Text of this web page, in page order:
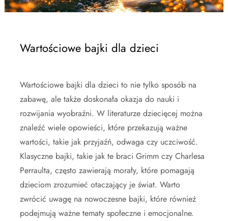
Wartościowe bajki dla dzieci
Wartościowe bajki dla dzieci to nie tylko sposób na
zabawę, ale także doskonała okazja do nauki i
rozwijania wyobraźni. W literaturze dziecięcej można
znaleźć wiele opowieści, które przekazują ważne
wartości, takie jak przyjaźń, odwaga czy uczciwość.
Klasyczne bajki, takie jak te braci Grimm czy Charlesa
Perraulta, często zawierają morały, które pomagają
dzieciom zrozumieć otaczający je świat. Warto
zwrócić uwagę na nowoczesne bajki, które również
podejmują ważne tematy społeczne i emocjonalne.